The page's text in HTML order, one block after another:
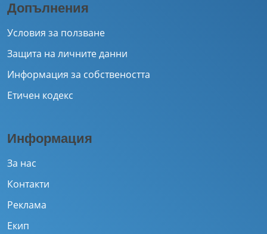
Допълнения
Условия за ползване
Защита на личните данни
Информация за собствеността
Етичен кодекс
Информация
За нас
Контакти
Реклама
Екип